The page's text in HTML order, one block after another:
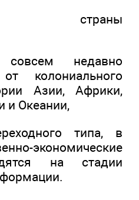
страны
недавно
колониального
Азии, Африки,
и Океании,
типа, в
экономические
на стадии